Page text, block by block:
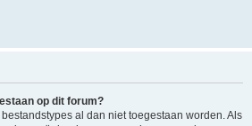
op dit forum?
al dan niet toegestaan worden. Als